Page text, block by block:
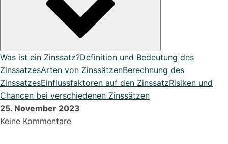
DATEV Export
Übergeben Sie Ihre Daten ganze einfach an DATEV
Bei uns findest du spannendes Blogartikel vieles mehr ...
Lexikon
Bei uns im Lexikon findest du zu allen Fachbegriffen die
passende ...
Was ist ein Zinssatz?Definition und Bedeutung des
ZinssatzesArten von ZinssätzenBerechnung des
ZinssatzesEinflussfaktoren auf den ZinssatzRisiken und
Chancen bei verschiedenen Zinssätzen
25. November 2023
Keine Kommentare